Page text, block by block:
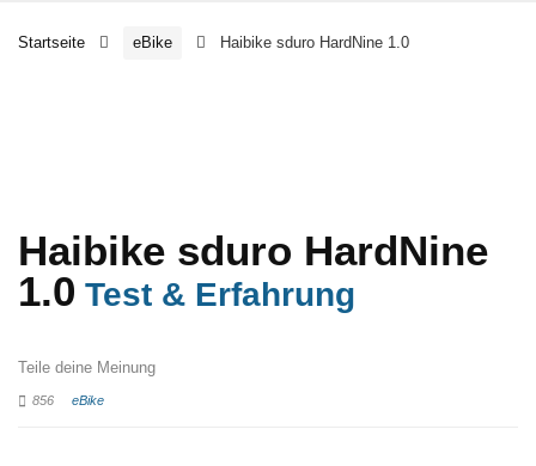
Startseite eBike Haibike sduro HardNine 1.0
Haibike sduro HardNine
1.0 Test & Erfahrung
Teile deine Meinung
856 eBike